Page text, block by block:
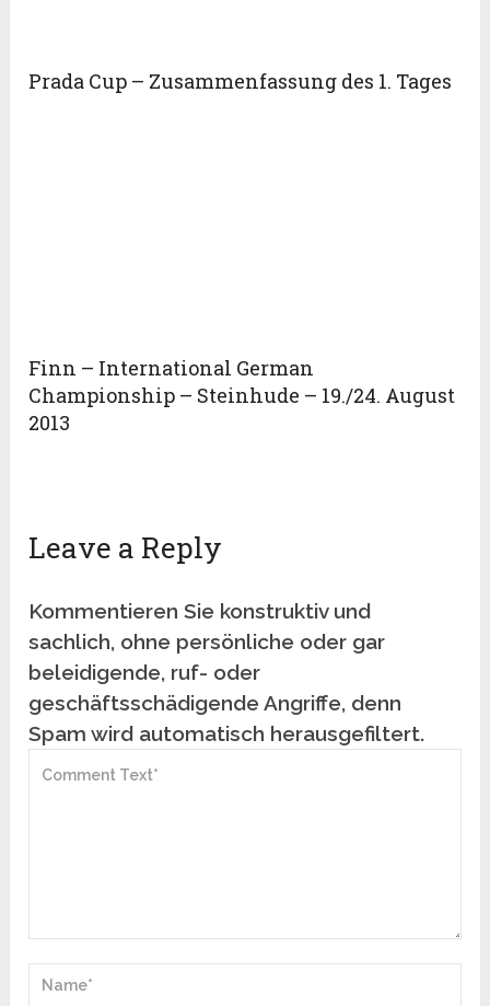
Prada Cup – Zusammenfassung des 1. Tages
Finn – International German
Championship – Steinhude – 19./24. August
2013
Leave a Reply
Kommentieren Sie konstruktiv und
sachlich, ohne persönliche oder gar
beleidigende, ruf- oder
geschäftsschädigende Angriffe, denn
Spam wird automatisch herausgefiltert.